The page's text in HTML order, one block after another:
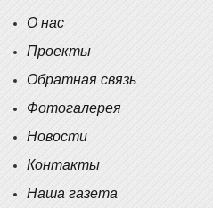
О нас
Проекты
Обратная связь
Фотогалерея
Новости
Контакты
Наша газета